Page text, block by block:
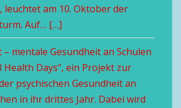
leuchtet am 10. Oktober der
Auf… […]
mentale Gesundheit an Schulen
Health Days“, ein Projekt zur
psychischen Gesundheit an
in ihr drittes Jahr. Dabei wird